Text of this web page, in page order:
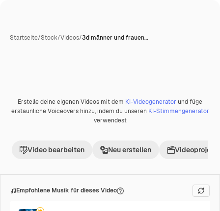
Startseite/Stock/Videos/3d männer und frauen…
Premium
Erstelle deine eigenen Videos mit dem KI-Videogenerator und füge
erstaunliche Voiceovers hinzu, indem du unseren KI-Stimmengenerator
verwendest
Video bearbeiten Neu erstellen Videoprojekt
Empfohlene Musik für dieses Video